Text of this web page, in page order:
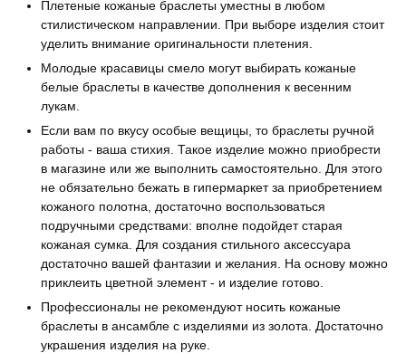
Плетеные кожаные браслеты уместны в любом
стилистическом направлении. При выборе изделия стоит
уделить внимание оригинальности плетения.
Молодые красавицы смело могут выбирать кожаные
белые браслеты в качестве дополнения к весенним
лукам.
Если вам по вкусу особые вещицы, то браслеты ручной
работы - ваша стихия. Такое изделие можно приобрести
в магазине или же выполнить самостоятельно. Для этого
не обязательно бежать в гипермаркет за приобретением
кожаного полотна, достаточно воспользоваться
подручными средствами: вполне подойдет старая
кожаная сумка. Для создания стильного аксессуара
достаточно вашей фантазии и желания. На основу можно
приклеить цветной элемент - и изделие готово.
Профессионалы не рекомендуют носить кожаные
браслеты в ансамбле с изделиями из золота. Достаточно
украшения изделия на руке.